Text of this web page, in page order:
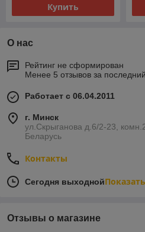
Купить
О нас
Рейтинг не сформирован
Менее 5 отзывов за
Работает с 06.04.2011
г. Минск
ул.Скрыганова д.6/2-23,
Беларусь
Контакты
Сегодня выходной
Отзывы о магазине